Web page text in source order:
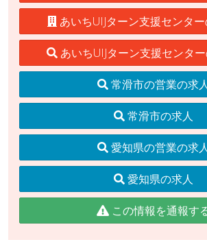
あいちUIJターン支援センタ
あいちUIJターン支援センタ
常滑市の営業の求
常滑市の求人
愛知県の営業の求
愛知県の求人
この情報を通報す